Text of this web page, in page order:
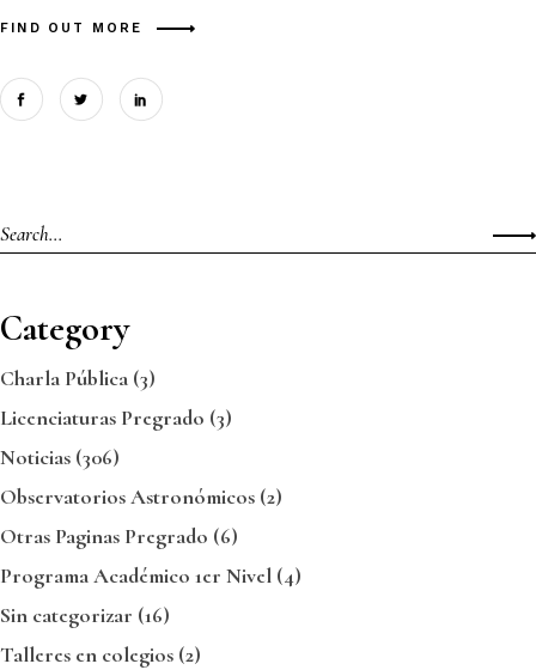
FIND OUT MORE
Category
Charla Pública (3)
Licenciaturas Pregrado (3)
Noticias (306)
Observatorios Astronómicos (2)
Otras Paginas Pregrado (6)
Programa Académico 1er Nivel (4)
Sin categorizar (16)
Talleres en colegios (2)